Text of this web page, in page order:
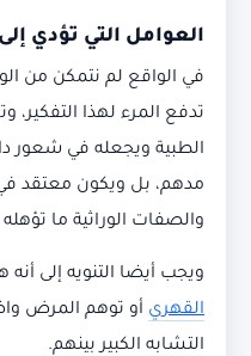
العوامل التي تؤدي
في الواقع لم نتمكن من
تدفع المرء لهذا التفكير،
الطبية ويجعله في شعور
مدهم، بل ويكون معتقد
والصفات الوراثية ما
ويجب أيضا التنويه إلى
القهري أو توهم المرض
التشابه الكبير بينهم.